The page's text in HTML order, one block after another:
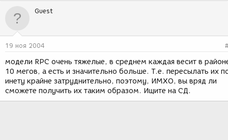
Guest
19 ноя 2004
модели RPC очень тяжелые, в среднем каждая весит в
10 мегов, а есть и значительно больше. Т.е. пересылать их
инету крайне затруднительно, поэтому, ИМХО, вы вряд ли
сможете получить их таким образом. Ищите на СД.